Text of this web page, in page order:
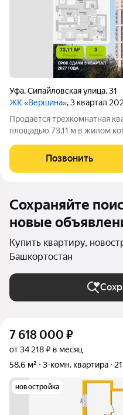
Уфа,Сипайловская улица,31
ЖК «Вершина», 3 квартал
Продается трехкомнатная
площадью 73,11 м в жилом
площадью 40,61 м и
18,62 м. Панорамное
Позвонить
Сохраняйте
новые
Купить квартиру,
Башкортостан
7 618 000 ₽
от 34 218 ₽ в месяц
58,6 м²
3-комн. квартира
новостройка